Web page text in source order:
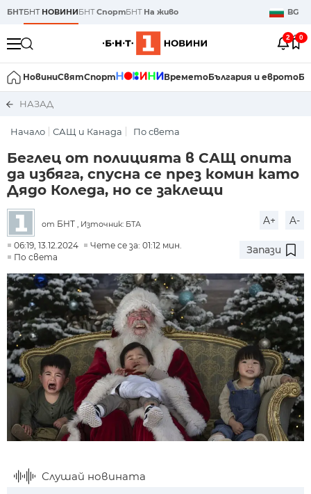
БНТБНТ НОВИНИБНТСпортБНТ На живо BG
2 0
НовиниСвятСпорт ВреметоБългария и еврото
НАЗАД
Начало САЩ и Канада По света
Беглец от полицията в САЩ опита
да избяга, спусна се през комин като
Дядо Коледа, но се заклещи
от БНТ , Източник: БТА A+ A-
06:19, 13.12.2024
Чете се за: 01:12 мин.
По света
Запази
Слушай новината